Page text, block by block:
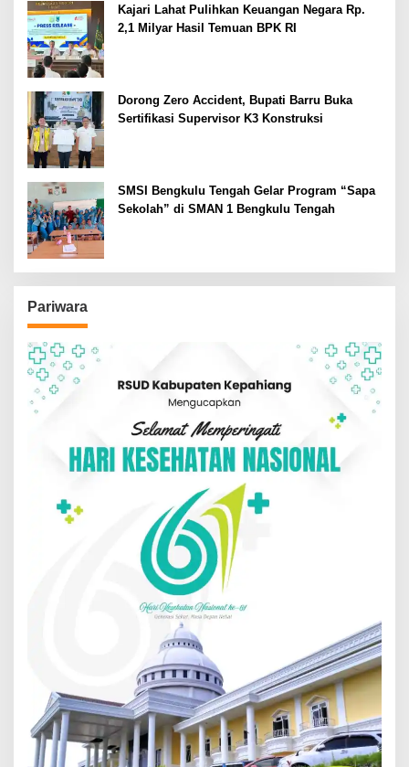
Kajari Lahat Pulihkan Keuangan Negara Rp.
2,1 Milyar Hasil Temuan BPK RI
Dorong Zero Accident, Bupati Barru Buka
Sertifikasi Supervisor K3 Konstruksi
SMSI Bengkulu Tengah Gelar Program “Sapa
Sekolah” di SMAN 1 Bengkulu Tengah
Pariwara